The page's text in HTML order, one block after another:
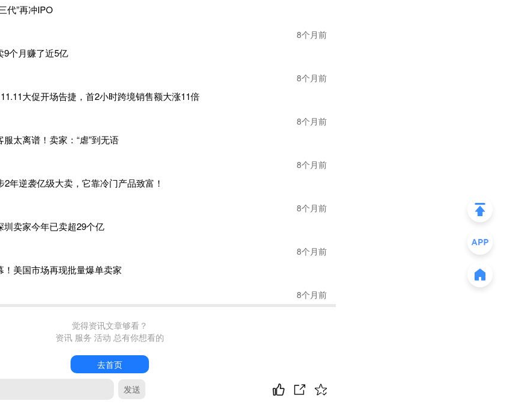
脯跟老板保证。虽然对于如何做内容电商，他坦言自己还是个“小学生”，但
的“爆点”。
了全球海量年轻人群，让品牌有机会触达到更多潜在新用户；另一方面，通
生态，可以更好地表达产品，打破普通用户对科技产品的认知壁垒，拉近品
’到‘拔草’的转化路径也更短。”史可补充道。短视频和直播能生动、直观地向
它能打印出什么东西，带给用户不一样的震撼感官，而且，不用跳转就可
续发生。甚至，一个达人、一个视频、一场直播都有可能打爆。
发力的商家而言，更对
过抖音内容场卖得很好，所以我判断在海外做TikTok Shop也能爆。”个护小
陈星指出。
、做过代工厂，从国内市场到海外市场，到做自己的品牌，陈星一路摸爬滚
学业回国创业。那时，国内电商蓬勃发展，他很快就在淘宝赚到人生第一桶
场竞争就已白热化，自称“卷不动了”的他，做了第二次关键抉择——把生意
代”再冲IPO
8个月前
9个月赚了近5亿
8个月前
大促开场告捷，首2小时跨境销售额大涨11倍
8个月前
服太离谱！卖家：“虐”到无语
8个月前
2年逆袭亿级大卖，它靠冷门产品致富！
8个月前
圳卖家今年已卖超29个亿
8个月前
！美国市场再现批量爆单卖家
8个月前
觉得资讯文章够看？
资讯 服务 活动 总有你想看的
去首页
发送